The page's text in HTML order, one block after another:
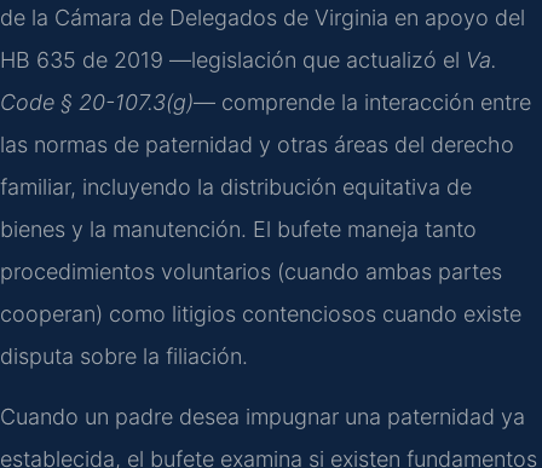
de la Cámara de Delegados de Virginia en apoyo del
HB 635 de 2019 —legislación que actualizó el Va.
Code § 20-107.3(g)— comprende la interacción entre
las normas de paternidad y otras áreas del derecho
familiar, incluyendo la distribución equitativa de
bienes y la manutención. El bufete maneja tanto
procedimientos voluntarios (cuando ambas partes
cooperan) como litigios contenciosos cuando existe
disputa sobre la filiación.
Cuando un padre desea impugnar una paternidad ya
establecida, el bufete examina si existen fundamentos